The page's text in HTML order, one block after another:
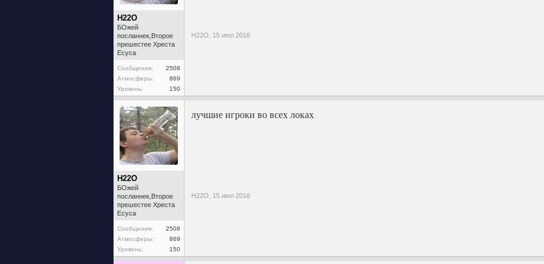
H22O
БОжей
посланнек,Второе
прешестее Хреста
Есуса
Сообщения:
2508
Атмосферы:
869
Уровень:
150
H22O, 15 июл 2016
H22O
БОжей
посланнек,Второе
прешестее Хреста
Есуса
Сообщения:
2508
Атмосферы:
869
Уровень:
150
лучшие игроки во всех локах
H22O, 15 июл 2016